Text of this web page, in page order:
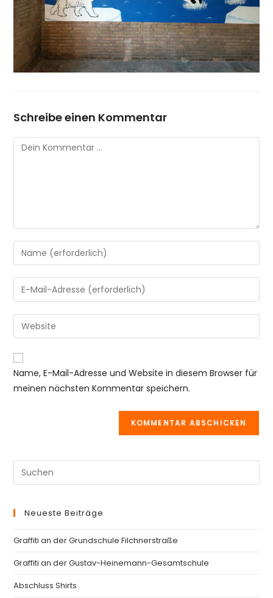
Schreibe einen Kommentar
Kommentar
Gib
deinen
Namen
oder
zum
Kommentieren
ein
Gib
deine
E-
Mail-
zum
Kommentieren
ein
Gib
deine
Website-
URL
Name, E-Mail-Adresse und Website in diesem Browser für
meinen nächsten Kommentar speichern.
Neueste Beiträge
Graffiti an der Grundschule Filchnerstraße
Graffiti an der Gustav-Heinemann-Gesamtschule
Abschluss Shirts